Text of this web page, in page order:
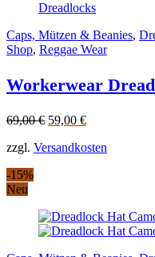
Caps, Mützen & Beanies,
Shop, Reggae Wear
Workerwear
69,00€ Original
was:
59,00 €Current
is:
zzgl. Versandkosten
-15%
Neu